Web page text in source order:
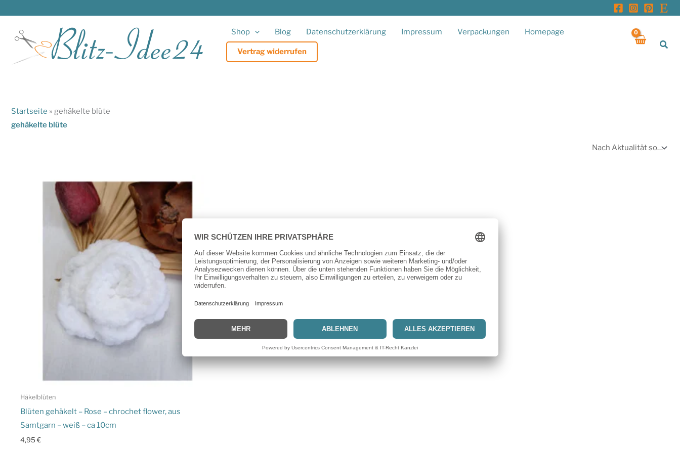
springen
Shop Blog Datenschutzerklärung Impressum Verpackungen Homepage
Vertrag widerrufen
Startseite » gehäkelte blüte
gehäkelte blüte
Häkelblüten
Blüten gehäkelt – Rose – chrochet flower, aus
Samtgarn – weiß – ca 10cm
4,95 €